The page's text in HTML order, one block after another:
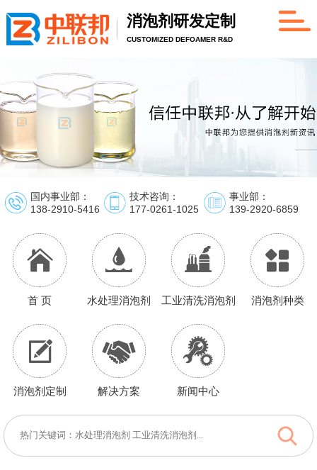
消泡剂研发定制
CUSTOMIZED DEFOAMER R&D
国内事业部：
138-2910-5416
技术咨询：
177-0261-1025
事业部：
139-2920-6859
首 页 水处理消泡剂 工业清洗消泡剂 消泡剂种类
消泡剂定制 解决方案 新闻中心